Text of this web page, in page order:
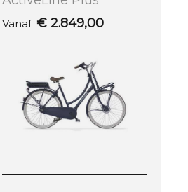
Vanaf € 2.849,00